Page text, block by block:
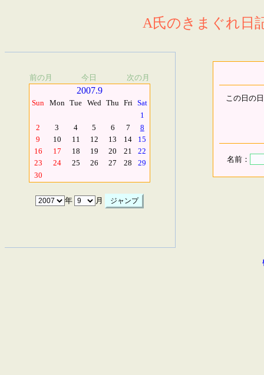
A氏のきまぐれ日
前の月 今日 次の月
2007.9
Sun Mon Tue Wed Thu Fri Sat
1
2
3 4 5 6 7
8
9
10 11 12 13 14
15
16
17 18 19 20 21
22
23
24 25 26 27 28
29
30
年 月
この日の
名前：